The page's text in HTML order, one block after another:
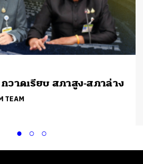
กวาดเรียบ สภาสูง-สภาล่าง
TEAM